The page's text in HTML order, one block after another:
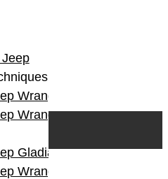
Wrangler JL
Wrangler
Gladiator
Wrangler V8